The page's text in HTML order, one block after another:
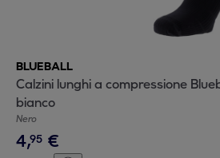
BLUEBALL
Calzini lunghi a compressione
bianco
Nero
4,95 €